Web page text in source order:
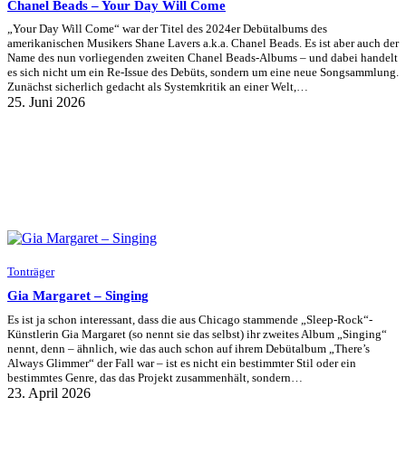
Chanel Beads – Your Day Will Come
„Your Day Will Come“ war der Titel des 2024er Debütalbums des
amerikanischen Musikers Shane Lavers a.k.a. Chanel Beads. Es ist aber auch der
Name des nun vorliegenden zweiten Chanel Beads-Albums – und dabei handelt
es sich nicht um ein Re-Issue des Debüts, sondern um eine neue Songsammlung.
Zunächst sicherlich gedacht als Systemkritik an einer Welt,…
25. Juni 2026
Tonträger
Gia Margaret – Singing
Es ist ja schon interessant, dass die aus Chicago stammende „Sleep-Rock“-
Künstlerin Gia Margaret (so nennt sie das selbst) ihr zweites Album „Singing“
nennt, denn – ähnlich, wie das auch schon auf ihrem Debütalbum „There’s
Always Glimmer“ der Fall war – ist es nicht ein bestimmter Stil oder ein
bestimmtes Genre, das das Projekt zusammenhält, sondern…
23. April 2026